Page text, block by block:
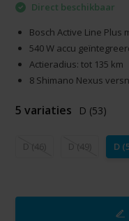
Direct beschikbaar
Bosch Active Line Plus
540 W accu
Actieradius: tot 135 km
8 Shimano Nexus
5 variaties D (53)
D (46) D (49) D